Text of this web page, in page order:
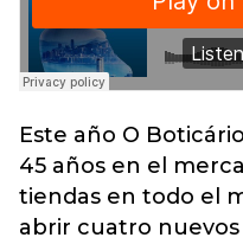
Este año O
45 años en el
tiendas en todo el
abrir cuatro